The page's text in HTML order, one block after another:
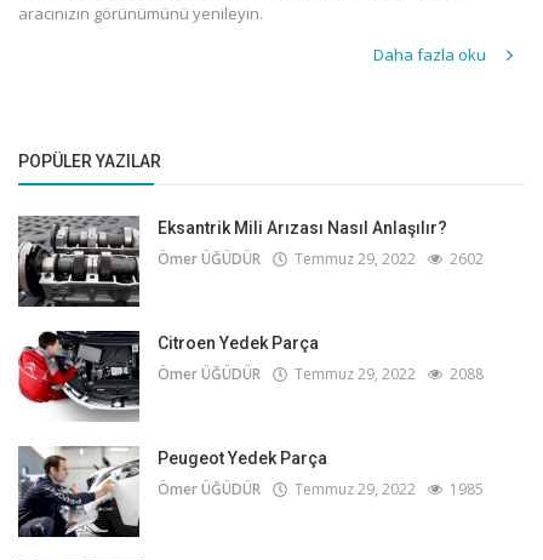
aracınızın görünümünü yenileyin.
Daha fazla oku
POPÜLER YAZILAR
Eksantrik Mili Arızası Nasıl Anlaşılır?
Ömer ÜĞÜDÜR Temmuz 29, 2022 2602
Citroen Yedek Parça
Ömer ÜĞÜDÜR Temmuz 29, 2022 2088
Peugeot Yedek Parça
Ömer ÜĞÜDÜR Temmuz 29, 2022 1985